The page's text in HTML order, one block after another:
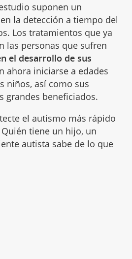
suponen un
la detección a tiempo del
Los tratamientos que ya
las personas que sufren
el desarrollo de sus
ahora iniciarse a edades
niños, así como sus
grandes beneficiados.
el autismo más rápido
tiene un hijo, un
autista sabe de lo que